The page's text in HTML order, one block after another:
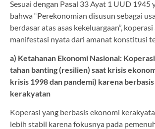
Sesuai dengan Pasal 33 Ayat 1 UUD 1945
bahwa “Perekonomian disusun sebagai
berdasar atas asas kekeluargaan”, koperasi
manifestasi nyata dari amanat konstitusi
a) Ketahanan Ekonomi Nasional:
tahan banting (resilien) saat krisis
krisis 1998 dan pandemi) karena
kerakyatan
Koperasi yang berbasis ekonomi
lebih stabil karena fokusnya pada